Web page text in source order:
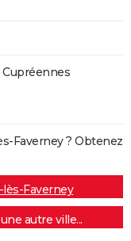
Cupréennes
Faverney ? Obtenez
Faverney
autre ville...